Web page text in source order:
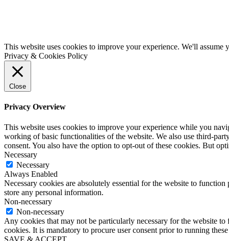
This website uses cookies to improve your experience. We'll
Privacy & Cookies Policy
Close
Privacy Overview
This website uses cookies to improve your experience while you
working of basic functionalities of the website. We also use third-
consent. You also have the option to opt-out of these cookies. But
Necessary
Necessary
Always Enabled
Necessary cookies are absolutely essential for the website to
store any personal information.
Non-necessary
Non-necessary
Any cookies that may not be particularly necessary for the website
cookies. It is mandatory to procure user consent prior to running
SAVE & ACCEPT